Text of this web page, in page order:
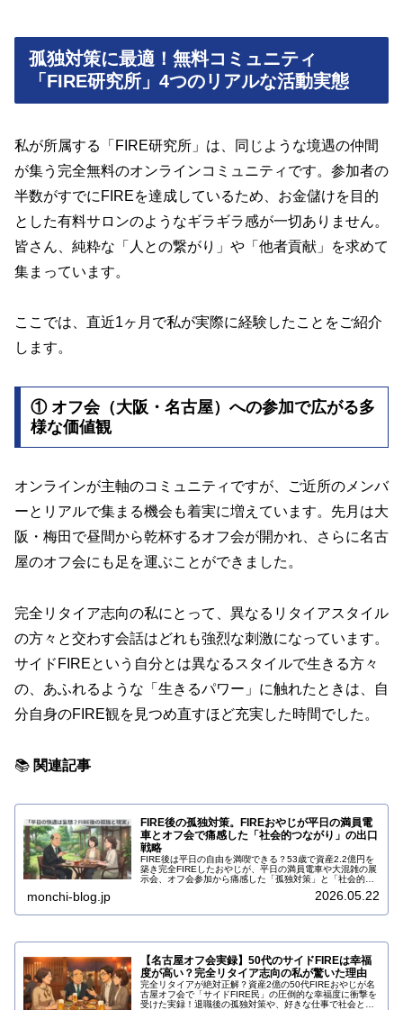
孤独対策に最適！無料コミュニティ
「FIRE研究所」4つのリアルな活動実態
私が所属する「FIRE研究所」は、同じような境遇の仲間
が集う完全無料のオンラインコミュニティです。参加者の
半数がすでにFIREを達成しているため、お金儲けを目的
とした有料サロンのようなギラギラ感が一切ありません。
皆さん、純粋な「人との繋がり」や「他者貢献」を求めて
集まっています。
ここでは、直近1ヶ月で私が実際に経験したことをご紹介
します。
① オフ会（大阪・名古屋）への参加で広がる多
様な価値観
オンラインが主軸のコミュニティですが、ご近所のメンバ
ーとリアルで集まる機会も着実に増えています。先月は大
阪・梅田で昼間から乾杯するオフ会が開かれ、さらに名古
屋のオフ会にも足を運ぶことができました。
完全リタイア志向の私にとって、異なるリタイアスタイル
の方々と交わす会話はどれも強烈な刺激になっています。
サイドFIREという自分とは異なるスタイルで生きる方々
の、あふれるような「生きるパワー」に触れたときは、自
分自身のFIRE観を見つめ直すほど充実した時間でした。
📚 関連記事
FIRE後の孤独対策。FIREおやじが平日の満員電
車とオフ会で痛感した「社会的つながり」の出口
戦略
FIRE後は平日の自由を満喫できる？53歳で資産2.2億円を
築き完全FIREしたおやじが、平日の満員電車や大混雑の展
示会、オフ会参加から痛感した「孤独対策」と「社会的つ
monchi-blog.jp 2026.05.22
【名古屋オフ会実録】50代のサイドFIREは幸福
度が高い？完全リタイア志向の私が驚いた理由
完全リタイアが絶対正解？資産2億の50代FIREおやじが名
古屋オフ会で「サイドFIRE民」の圧倒的な幸福度に衝撃を
受けた実録！退職後の孤独対策や、好きな仕事で社会と繋